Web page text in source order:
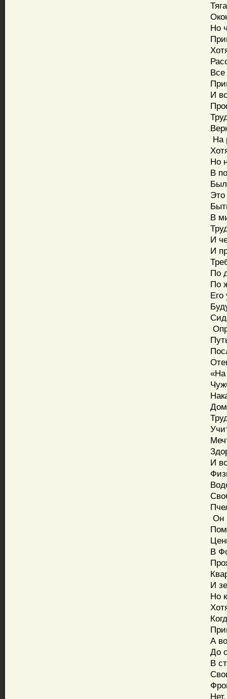
Тяга
Но
Все
И
На
Но
В
Был
Это
Быть
В
И
И
По
По
Его
«На
И
Он
В
И
Но к
А
До
В
Свои
Нет,